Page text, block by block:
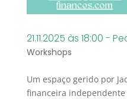
21.11.2025 às 18:00 -
Workshops
Um espaço gerido por
financeira